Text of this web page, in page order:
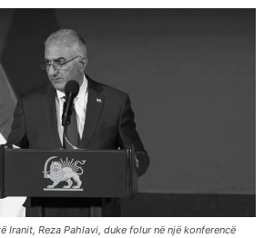
Iranit, Reza Pahlavi, duke folur në një konferencë